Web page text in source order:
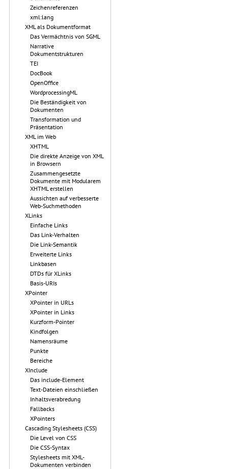
Zeichenreferenzen
xml:lang
XML als Dokumentformat
Das Vermächtnis von SGML
Narrative
Dokumentstrukturen
TEI
DocBook
OpenOffice
WordprocessingML
Die Beständigkeit von
Dokumenten
Transformation und
Präsentation
XML im Web
XHTML
Die direkte Anzeige von XML
in Browsern
Zusammengesetzte
Dokumente mit Modularem
XHTML erstellen
Aussichten auf verbesserte
Web-Suchmethoden
XLinks
Einfache Links
Das Link-Verhalten
Die Link-Semantik
Erweiterte Links
Linkbasen
DTDs für XLinks
Basis-URIs
XPointer
XPointer in URLs
XPointer in Links
Kurzform-Pointer
Kindfolgen
Namensräume
Punkte
Bereiche
XInclude
Das include-Element
Text-Dateien einschließen
Inhaltsverabredung
Fallbacks
XPointers
Cascading Stylesheets (CSS)
Die Level von CSS
Die CSS-Syntax
Stylesheets mit XML-
Dokumenten verbinden